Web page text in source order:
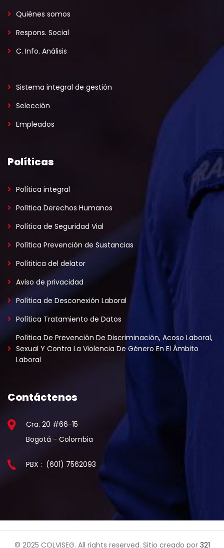
Quiénes somos
Respons. Social
C. Info. Análisis
Sistema integral de gestión
Selección
Empleados
Políticas
Política integral
Política Derechos Humanos
Política de Seguridad Vial
Política Prevención de Sustancias
Polítitica del delator
Aviso de privacidad
Política de Desconexión Laboral
Política Tratamiento de Datos
Política De Prevención De Discriminación, Acoso Laboral,
Sexual Y Contra La Violencia De Género En El Ámbito
Laboral
Contáctenos
Cra. 20 #66-15
Bogotá - Colombia
PBX : (601) 7562093
© 2025 COLVISEG. All rights reserved. Sitio creado por 321